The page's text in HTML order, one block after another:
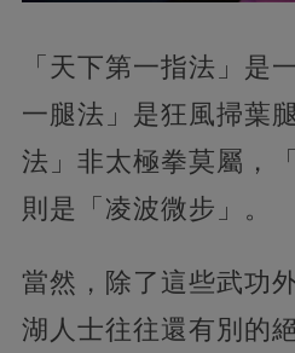
「天下第一指法」是
一腿法」是狂風掃葉
法」非太極拳莫屬，
則是「凌波微步」。
當然，除了這些武功
湖人士往往還有別的